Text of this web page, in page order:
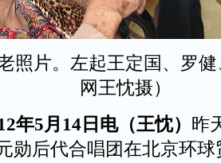
照片。左起王定国、罗
网王忱摄）
年5月14日电（王忱） 昨
勋后代合唱团在北京环